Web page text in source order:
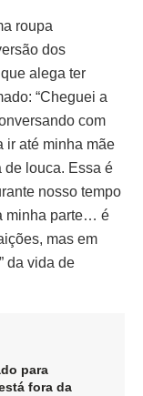
roupa
dos
alega ter
“Cheguei a
com
ir até minha mãe
de louca. Essa é
nosso tempo
minha parte… é
mas em
da vida de
para
fora da